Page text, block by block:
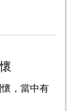
，當中有